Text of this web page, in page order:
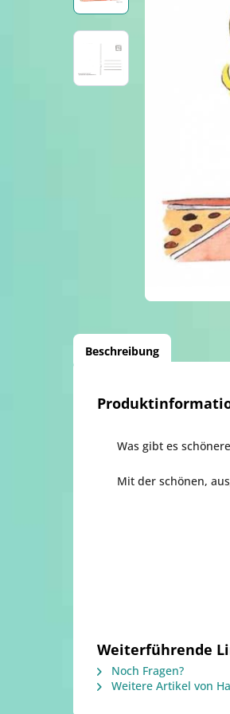
Beschreibung
Was gibt es
Mit der schönen,
Weiterführende
Noch Fragen?
Weitere Artikel von